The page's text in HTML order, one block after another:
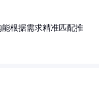
根据需求精准匹配推